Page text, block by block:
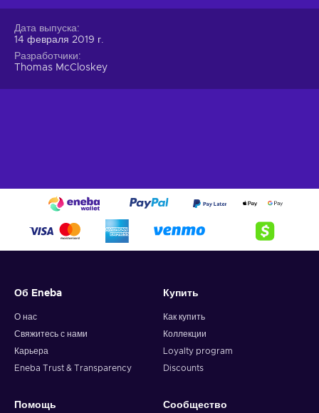
Дата выпуска
14 февраля 2019 г.
Разработчики
Thomas McCloskey
Об Eneba
О нас
Свяжитесь с нами
Карьера
Eneba Trust & Transparency
Купить
Как купить
Коллекции
Loyalty program
Discounts
Помощь Сообщество